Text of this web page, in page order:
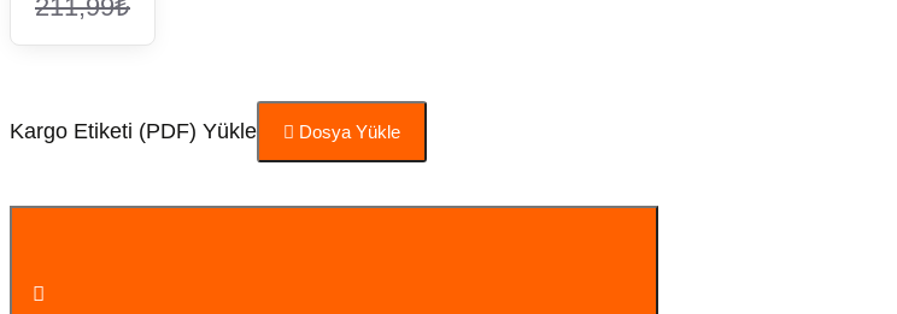
211,99₺
Kargo Etiketi (PDF) Yükle Dosya Yükle